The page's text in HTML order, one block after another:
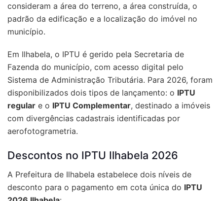
consideram a área do terreno, a área construída, o
padrão da edificação e a localização do imóvel no
município.
Em Ilhabela, o IPTU é gerido pela Secretaria de
Fazenda do município, com acesso digital pelo
Sistema de Administração Tributária. Para 2026, foram
disponibilizados dois tipos de lançamento: o IPTU
regular e o IPTU Complementar, destinado a imóveis
com divergências cadastrais identificadas por
aerofotogrametria.
Descontos no IPTU Ilhabela 2026
A Prefeitura de Ilhabela estabelece dois níveis de
desconto para o pagamento em cota única do IPTU